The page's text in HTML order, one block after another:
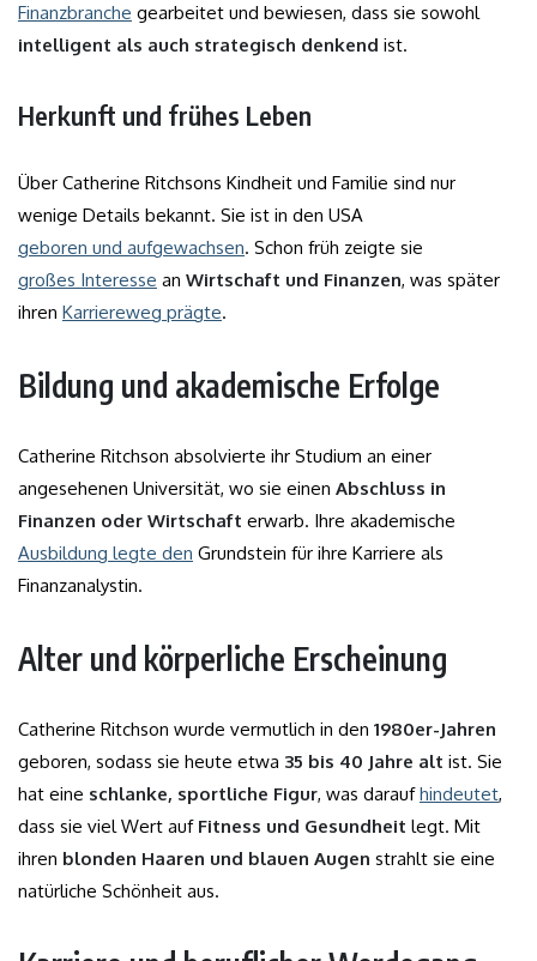
Finanzbranche gearbeitet und bewiesen, dass sie sowohl
intelligent als auch strategisch denkend ist.
Herkunft und frühes Leben
Über Catherine Ritchsons Kindheit und Familie sind nur
wenige Details bekannt. Sie ist in den USA
geboren und aufgewachsen. Schon früh zeigte sie
großes Interesse an Wirtschaft und Finanzen, was später
ihren Karriereweg prägte.
Bildung und akademische Erfolge
Catherine Ritchson absolvierte ihr Studium an einer
angesehenen Universität, wo sie einen Abschluss in
Finanzen oder Wirtschaft erwarb. Ihre akademische
Ausbildung legte den Grundstein für ihre Karriere als
Finanzanalystin.
Alter und körperliche Erscheinung
Catherine Ritchson wurde vermutlich in den 1980er-Jahren
geboren, sodass sie heute etwa 35 bis 40 Jahre alt ist. Sie
hat eine schlanke, sportliche Figur, was daraufhindeutet,
dass sie viel Wert auf Fitness und Gesundheit legt. Mit
ihren blonden Haaren und blauen Augen strahlt sie eine
natürliche Schönheit aus.